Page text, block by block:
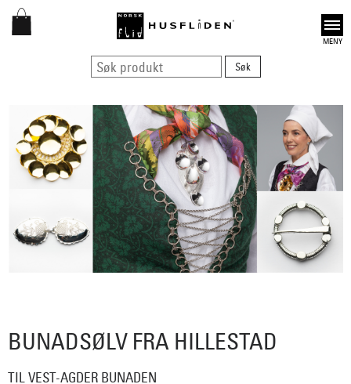
Open
BUNADSØLV FRA HILLESTAD
TIL VEST-AGDER BUNADEN